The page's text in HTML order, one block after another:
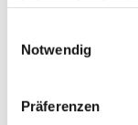
Notwendig
Präferenzen
Diese Website
verwendet keine
Insbesondere
Nutzerprofile